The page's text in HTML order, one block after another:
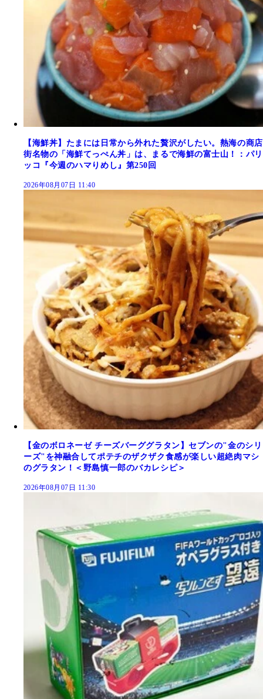
【海鮮丼】たまには日常から外れた贅沢がしたい。熱海の商店
街名物の「海鮮てっぺん丼」は、まるで海鮮の富士山！：パリ
ッコ『今週のハマりめし』第250回
2026年08月07日 11:40
【金のボロネーゼ チーズバーググラタン】セブンの"金のシリ
ーズ"を神融合してポテチのザクザク食感が楽しい超絶肉マシ
のグラタン！＜野島慎一郎のバカレシピ＞
2026年08月07日 11:30